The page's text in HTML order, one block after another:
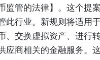
监管的法律】。这个提
此行业。新规则将适用
、交换虚拟资产、进行
应商相关的金融服务。